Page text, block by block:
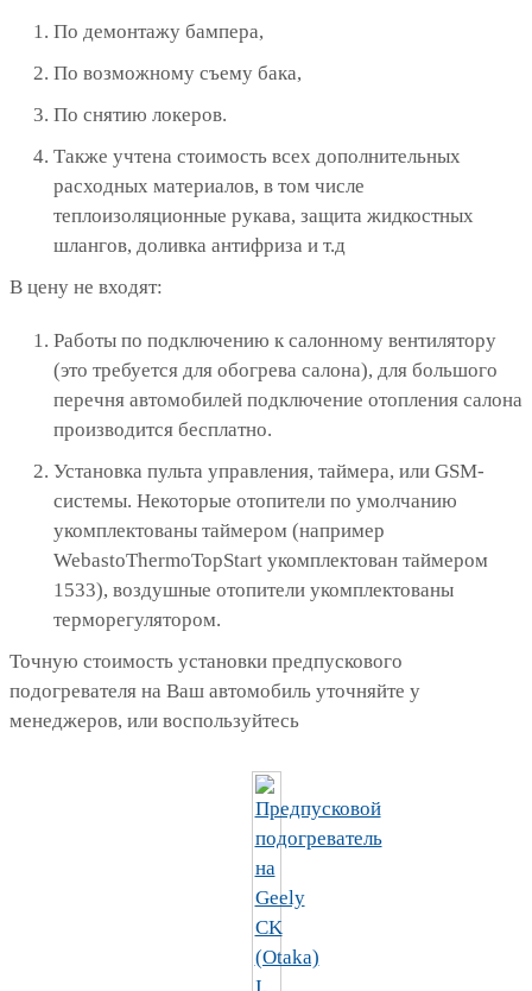
По демонтажу бампера,
По возможному съему бака,
По снятию локеров.
Также учтена стоимость всех дополнительных
расходных материалов, в том числе
теплоизоляционные рукава, защита жидкостных
шлангов, доливка антифриза и т.д
В цену не входят:
Работы по подключению к салонному вентилятору
(это требуется для обогрева салона), для большого
перечня автомобилей подключение отопления салона
производится бесплатно.
Установка пульта управления, таймера, или GSM-
системы. Некоторые отопители по умолчанию
укомплектованы таймером (например
WebastoThermoTopStart укомплектован таймером
1533), воздушные отопители укомплектованы
терморегулятором.
Точную стоимость установки предпускового
подогревателя на Ваш автомобиль уточняйте у
менеджеров, или воспользуйтесь